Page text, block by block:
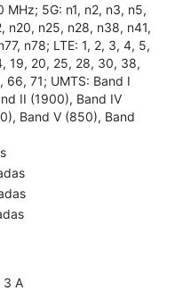
MHz; 5G: n1, n2, n3, n5,
n20, n25, n28, n38, n41,
n78; LTE: 1, 2, 3, 4, 5,
19, 20, 25, 28, 30, 38,
66, 71; UMTS: Band I
II (1900), Band IV
Band V (850), Band
3 A